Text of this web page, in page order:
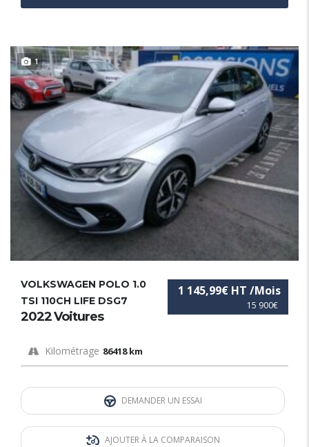
1
15 900€
1 145,99€ HT /Mois
VOLKSWAGEN POLO 1.0
TSI 110CH LIFE DSG7
2022 Voitures
Kilométrage 86418 km
DEMANDER UN ESSAI
AJOUTER À LA COMPARAISON